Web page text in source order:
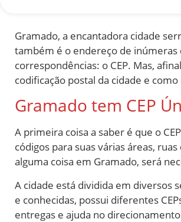
Gramado, a encantadora cidade
também é o endereço de
correspondências: o CEP. Mas,
codificação postal da cidade e
Gramado tem CEP
A primeira coisa a saber é que o
códigos para suas várias áreas,
alguma coisa em Gramado, será
A cidade está dividida em diversos
e conhecidas, possui diferentes
entregas e ajuda no